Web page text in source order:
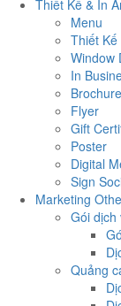
Thiết Kế & In
Menu
Thiết Kế
Window
In
Brochure
Flyer
Gift
Poster
Digital
Sign
Marketing
Gói dịch
Quảng